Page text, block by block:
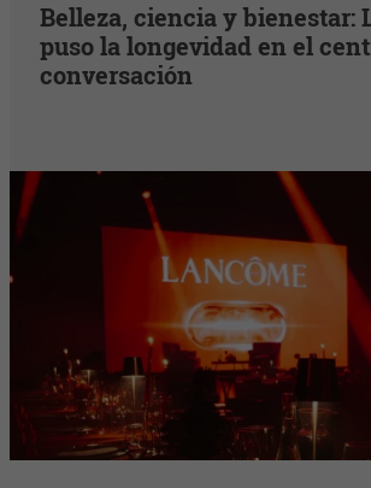
Belleza, ciencia y bienestar:
puso la longevidad en el
conversación